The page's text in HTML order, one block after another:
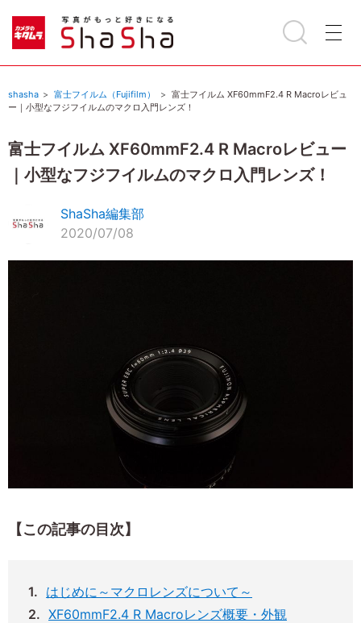
shasha 富士フイルム（Fujifilm）
富士フイルム XF60mmF2.4 R Macroレビュ
ー｜小型なフジフイルムのマクロ入門レンズ！
富士フイルム XF60mmF2.4 R Macroレビュー
｜小型なフジフイルムのマクロ入門レンズ！
ShaSha編集部
2020/07/08
【この記事の目次】
はじめに～マクロレンズについて～
XF60mmF2.4 R Macroレンズ概要・外観